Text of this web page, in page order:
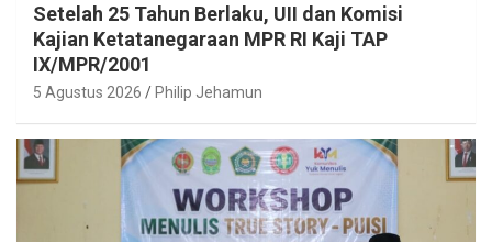
Setelah 25 Tahun Berlaku, UII dan Komisi
Kajian Ketatanegaraan MPR RI Kaji TAP
IX/MPR/2001
5 Agustus 2026 Philip Jehamun